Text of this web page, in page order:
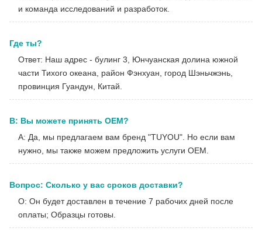
и команда исследований и разработок.
Где ты?
Ответ: Наш адрес - булинг 3, Юнчуанская долина южной
части Тихого океана, район Фэнхуан, город Шэньчжэнь,
провинция Гуандун, Китай.
В: Вы можете принять OEM?
A: Да, мы предлагаем вам бренд "TUYOU". Но если вам
нужно, мы также можем предложить услуги OEM.
Вопрос: Сколько у вас сроков доставки?
О: Он будет доставлен в течение 7 рабочих дней после
оплаты; Образцы готовы.